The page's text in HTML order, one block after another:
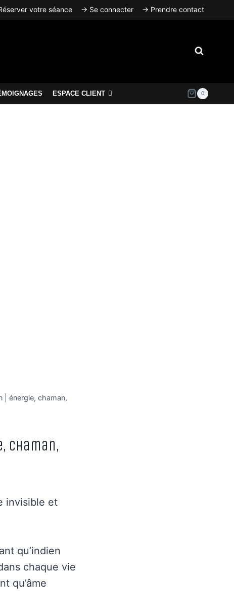
votre séance → Se connecter → Prendre contact
ESPACE CLIENT 0
| énergie, chaman,
chaman,
invisible et
qu’indien
chaque vie
qu’âme